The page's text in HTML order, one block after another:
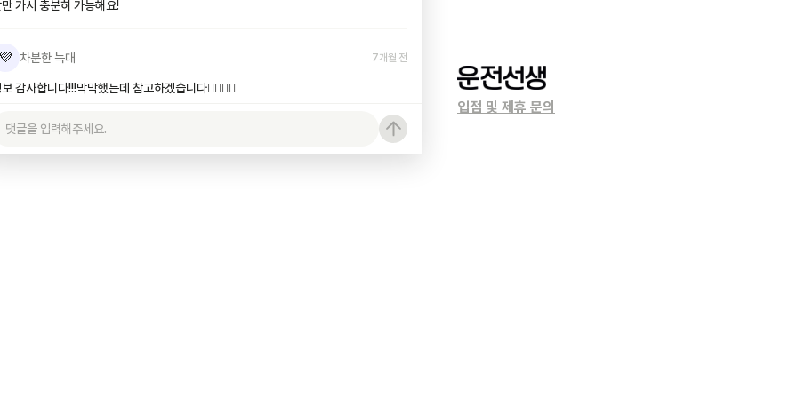
가서 충분히 가능해요!
차분한 늑대 7개월 전
감사합니다!!!막막했는데 참고하겠습니다🙂‍↕️🙂‍↕️
입점 및 제휴 문의